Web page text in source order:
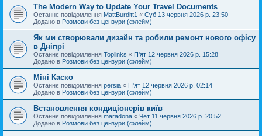
The Modern Way to Update Your Travel Documents
Останнє повідомлення MattBurditt1 « Суб 13 червня 2026 р. 23:50
Додано в Розмови без цензури (флейм)
Як ми створювали дизайн та робили ремонт нового офісу
в Дніпрі
Останнє повідомлення Toplinks « П'ят 12 червня 2026 р. 15:28
Додано в Розмови без цензури (флейм)
Міні Каско
Останнє повідомлення persia « П'ят 12 червня 2026 р. 02:14
Додано в Розмови без цензури (флейм)
Встановлення кондиціонерів київ
Останнє повідомлення maradona « Чет 11 червня 2026 р. 20:52
Додано в Розмови без цензури (флейм)